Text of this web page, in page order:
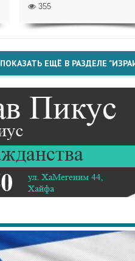
355
ПОКАЗАТЬ ЕЩЁ В РАЗДЕЛЕ